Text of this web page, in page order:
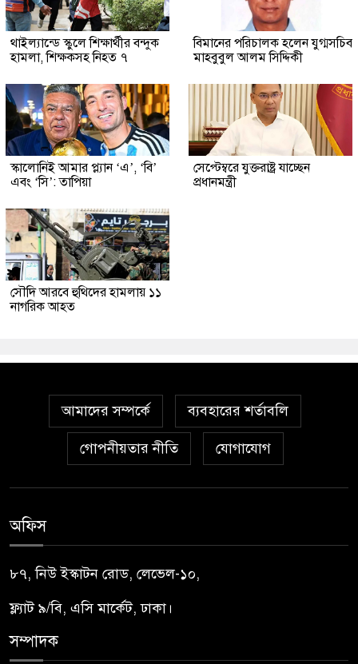
থাইল্যান্ডে স্কুলে শিক্ষার্থীর বন্দুক
হামলা, শিক্ষকসহ নিহত ৭
বিমানের পরিচালক হলেন যুগ্মসচিব
মাহবুবুল আলম সিদ্দিকী
স্কালোনিই আমার প্ল্যান ‘এ’, ‘বি’
এবং ‘সি’: তাপিয়া
সেপ্টেম্বরে যুক্তরাষ্ট্র যাচ্ছেন
প্রধানমন্ত্রী
সৌদি আরবে হুথিদের হামলায় ১১
নাগরিক আহত
আমাদের সম্পর্কে ব্যবহারের শর্তাবলি
গোপনীয়তার নীতি যোগাযোগ
অফিস
৮৭, নিউ ইস্কাটন রোড, লেভেল-১০,
ফ্ল্যাট ৯/বি, এসি মার্কেট, ঢাকা।
সম্পাদক